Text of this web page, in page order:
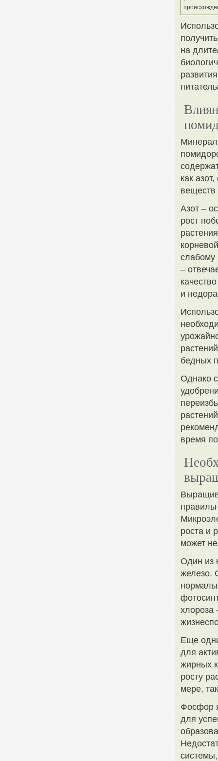
на
как
веществ
Азот –
рост
слабому
–
и
бедных
Однако
время
роста и
может
Один из
железо.
хлороза
Еще
для
жирных
росту
мере,
Фосфор
для